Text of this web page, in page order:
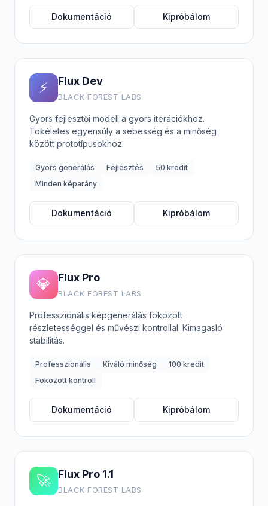
Dokumentáció Kipróbálom
⚡ Flux Dev
BLACK FOREST LABS
Gyors fejlesztői modell a gyors iterációkhoz.
Tökéletes egyensúly a sebesség és a minőség
között prototípusokhoz.
Gyors generálás Fejlesztés
50 kredit
Minden képarány
Dokumentáció Kipróbálom
💎 Flux Pro
BLACK FOREST LABS
Professzionális képgenerálás fokozott
részletességgel és művészi kontrollal. Kimagasló
stabilitás.
Professzionális Kiváló minőség
100 kredit
Fokozott kontroll
Dokumentáció Kipróbálom
🚀 Flux Pro 1.1
BLACK FOREST LABS